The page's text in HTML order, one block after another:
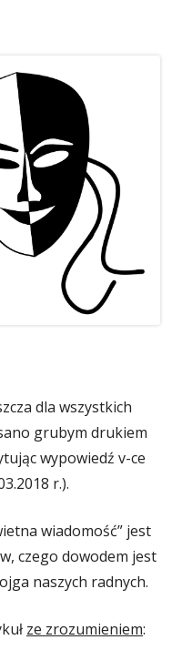
się
w
nowym
oknie
dla wszystkich
grubym drukiem
wypowiedź v-ce
r.).
wiadomość” jest
czego dowodem jest
naszych radnych.
ze zrozumieniem: